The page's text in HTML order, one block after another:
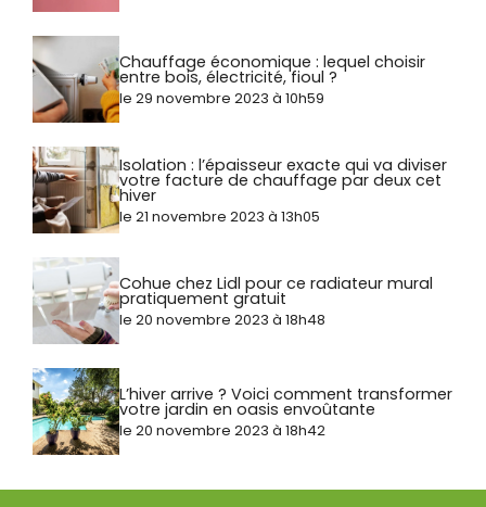
Chauffage économique : lequel choisir
entre bois, électricité, fioul ?
le 29 novembre 2023 à 10h59
Isolation : l’épaisseur exacte qui va diviser
votre facture de chauffage par deux cet
hiver
le 21 novembre 2023 à 13h05
Cohue chez Lidl pour ce radiateur mural
pratiquement gratuit
le 20 novembre 2023 à 18h48
L’hiver arrive ? Voici comment transformer
votre jardin en oasis envoûtante
le 20 novembre 2023 à 18h42